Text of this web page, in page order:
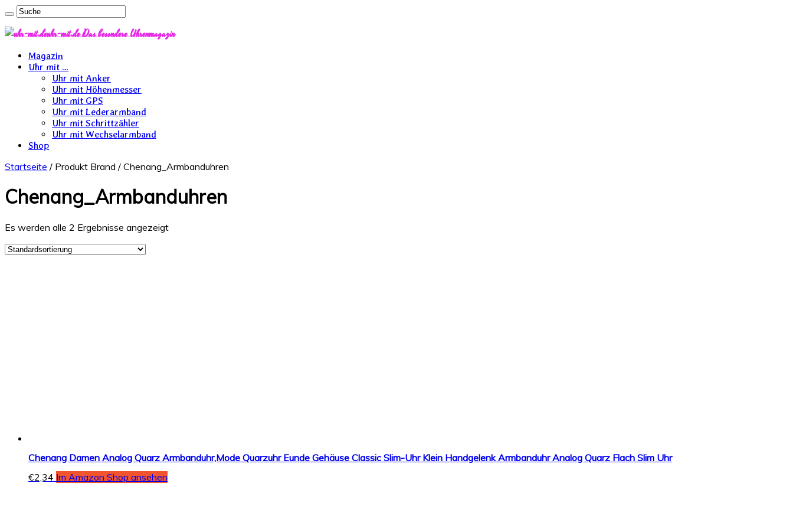
uhr-mit.de Das besondere Uhrenmagazin
Magazin
Uhr mit …
Uhr mit Anker
Uhr mit Höhenmesser
Uhr mit GPS
Uhr mit Lederarmband
Uhr mit Schrittzähler
Uhr mit Wechselarmband
Shop
Startseite / Produkt Brand / Chenang_Armbanduhren
Chenang_Armbanduhren
Es werden alle 2 Ergebnisse angezeigt
Chenang Damen Analog Quarz Armbanduhr,Mode Quarzuhr Eunde Gehäuse Classic Slim-Uhr Klein Handgelenk Armbanduhr Analog Quarz Flach Slim Uhr
€2,34 Im Amazon Shop ansehen